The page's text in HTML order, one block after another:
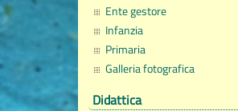
Ente gestore
Infanzia
Primaria
Galleria fotografica
Didattica